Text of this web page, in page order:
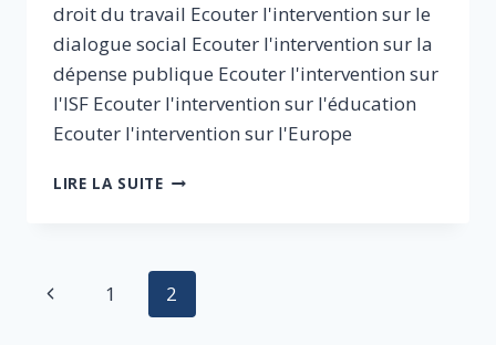
droit du travail Ecouter l'intervention sur le
dialogue social Ecouter l'intervention sur la
dépense publique Ecouter l'intervention sur
l'ISF Ecouter l'intervention sur l'éducation
Ecouter l'intervention sur l'Europe
LIRE LA SUITE7
LE
PAYS
ET
Navigation
Page
1 2